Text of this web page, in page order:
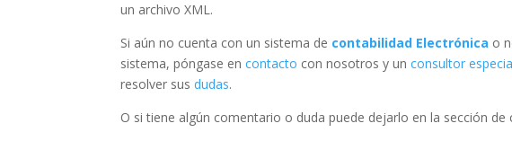
un archivo XML.
Si aún no cuenta con un sistema de contabilidad Electrónica o
sistema, póngase encontacto con nosotros y unconsultor
resolver susdudas.
O si tiene algún comentario o duda puede dejarlo en la sección de